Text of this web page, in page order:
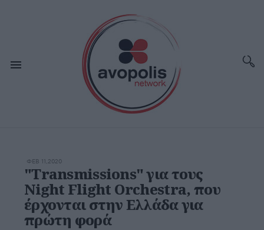
ΦΕΒ 11,2020
"Transmissions" για τους
Night Flight Orchestra, που
έρχονται στην Ελλάδα για
πρώτη φορά